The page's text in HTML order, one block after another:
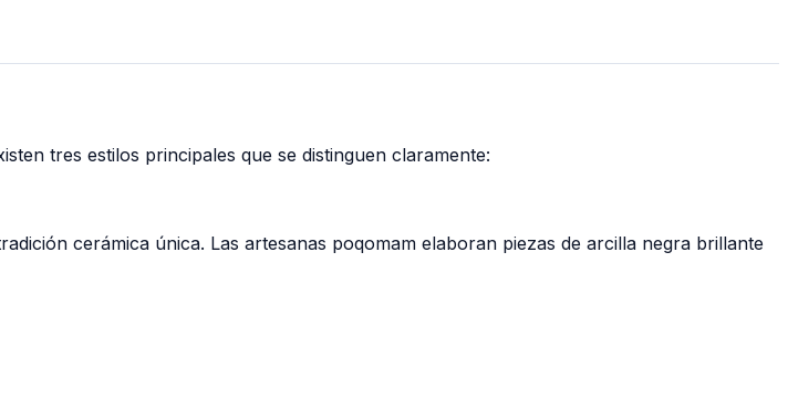
tres estilos principales que se distinguen claramente:
cerámica única. Las artesanas poqomam elaboran piezas de arcilla negra brillante